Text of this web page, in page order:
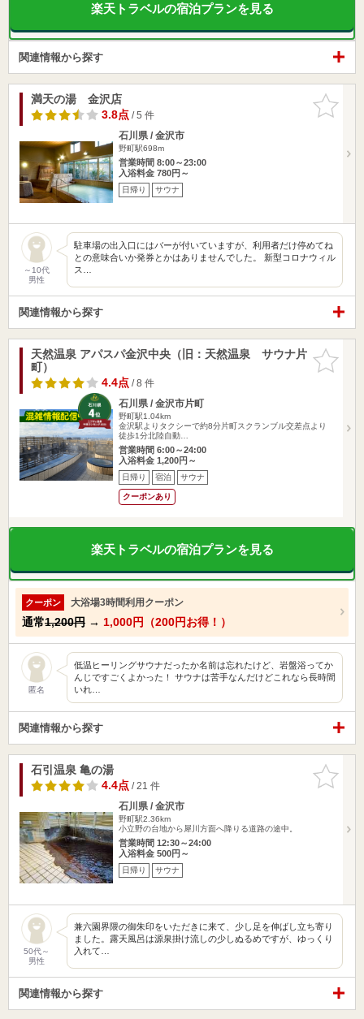
楽天トラベルの宿泊プランを見る
関連情報から探す
お気に入
りに追加
満天の湯 金沢店
3.8点/ 5 件
石川県 / 金沢市
野町駅698m
営業時間 8:00～23:00
入浴料金 780円～
日帰り サウナ
～10代
男性
駐車場の出入口にはバーが付いていますが、利用者だけ停めてね
との意味合いか発券とかはありませんでした。 新型コロナウィル
ス…
関連情報から探す
お気に入
りに追加
天然温泉 アパスパ金沢中央（旧：天然温泉 サウナ片
町）
4.4点/ 8 件
石川県 / 金沢市片町
野町駅1.04km
金沢駅よりタクシーで約8分片町スクランブル交差点より
徒歩1分北陸自動…
営業時間 6:00～24:00
入浴料金 1,200円～
日帰り 宿泊 サウナ
クーポンあり
楽天トラベルの宿泊プランを見る
クーポン 大浴場3時間利用クーポン
通常1,200円 → 1,000円（200円お得！）
匿名
低温ヒーリングサウナだったか名前は忘れたけど、岩盤浴ってか
んじですごくよかった！ サウナは苦手なんだけどこれなら長時間
いれ…
関連情報から探す
お気に入
りに追加
石引温泉 亀の湯
4.4点/ 21 件
石川県 / 金沢市
野町駅2.36km
小立野の台地から犀川方面へ降りる道路の途中。
営業時間 12:30～24:00
入浴料金 500円～
日帰り サウナ
50代～
男性
兼六園界隈の御朱印をいただきに来て、少し足を伸ばし立ち寄り
ました。露天風呂は源泉掛け流しの少しぬるめですが、ゆっくり
入れて…
関連情報から探す